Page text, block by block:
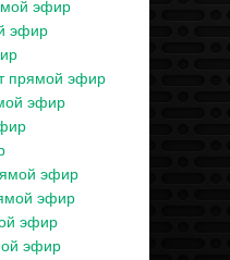
эфир
эфир
прямой эфир
эфир
эфир
эфир
эфир
эфир